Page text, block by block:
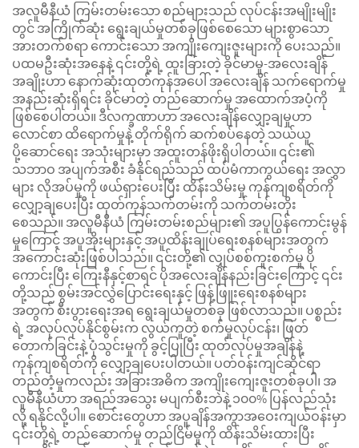
အလူမီနီယံ ကြမ်းတမ်းသော စည်များသည် လုပ်ငန်းအမျိုးမျိုး
တွင် အကြိုက်ဆုံး ရွေးချယ်မှုတစ်ခုဖြစ်စေသော များစွာသော
အားတက်စရာ ကောင်းသော အကျိုးကျေးဇူးများကို ပေးသည်။
ပထမဦးဆုံးအနေနဲ့ ၎င်းတို့ရဲ့ ထူးခြားတဲ့ ခိုင်မာမှု-အလေးချိန်
အချိုးဟာ နောက်ဆုံးထုတ်ကုန်အပေါ် အလေးချိန် သက်ရောက်မှု
အနည်းဆုံးရှိရင်း ခိုင်မာတဲ့ တည်ဆောက်မှု အထောက်အပံ့ကို
ဖြစ်စေပါတယ်။ ဒီလက္ခဏာဟာ အလေးချိန်လျှော့ချမှုဟာ
လောင်စာ ထိရောက်မှုနဲ့ တိုက်ရိုက် ဆက်စပ်နေတဲ့ သယ်ယူ
ပို့ဆောင်ရေး အသုံးများမှာ အထူးတန်ဖိုးရှိပါတယ်။ ၎င်း၏
သဘာဝ အပျက်အစီး ခံနိုင်ရည်သည် ထပ်မံကာကွယ်ရေး အလွှာ
များ လိုအပ်မှုကို ဖယ်ရှားပေးပြီး ထိန်းသိမ်းမှု ကုန်ကျစရိတ်ကို
လျှော့ချပေးပြီး ထုတ်ကုန်သက်တမ်းကို သက်တမ်းတိုး
စေသည်။ အလူမီနီယံ ကြမ်းတမ်းစည်များ၏ အပူပြွန်ကောင်းမွန်
မှုကြောင့် အပူအိုးများနှင့် အပူထိန်းချုပ်ရေးစနစ်များအတွက်
အကောင်းဆုံးဖြစ်ပါသည်။ ၎င်းတို့၏ လျှပ်စစ်ကူးစက်မှု ပို
ကောင်းပြီး ကြေးနီနှင့်စာရင် ပိုအလေးချိန်နည်းခြင်းကြောင့် ၎င်း
တို့သည် စွမ်းအင်လွှဲပြောင်းရေးနှင့် ဖြန့်ဖြူးရေးစနစ်များ
အတွက် စီးပွားရေးအရ ရွေးချယ်မှုတစ်ခု ဖြစ်လာသည်။ ပစ္စည်း
ရဲ့ အလုပ်လုပ်နိုင်စွမ်းက လွယ်ကူတဲ့ စက်မှုလုပ်ငန်း၊ ဖြတ်
တောက်ခြင်းနဲ့ ပုံသွင်းမှုကို ခွင့်ပြုပြီး ထုတ်လုပ်မှုအချိန်နဲ့
ကုန်ကျစရိတ်ကို လျှော့ချပေးပါတယ်။ ပတ်ဝန်းကျင်ဆိုင်ရာ
တည်တံ့မှုကလည်း အခြားအဓိက အကျိုးကျေးဇူးတစ်ခုပါ၊ အ
လူမီနီယံဟာ အရည်အသွေး မပျက်စီးဘဲနဲ့ ၁၀၀% ပြန်လည်သုံး
လို့ ရနိုင်လို့ပါ။ စောင်းတွေဟာ အပူချိန်အကွာအဝေးကျယ်ဝန်းမှာ
၎င်းတို့ရဲ့ တည်ဆောက်မှု တည်ငြိမ်မှုကို ထိန်းသိမ်းထားပြီး